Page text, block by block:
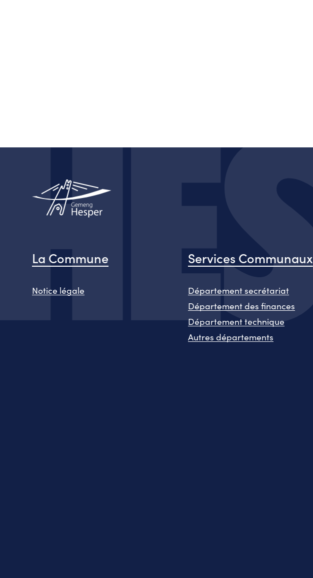
La Commune
Notice légale
Services Communaux
Département secrétariat
Département des finances
Département technique
Autres départements